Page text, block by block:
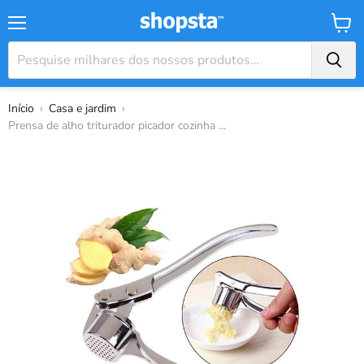
Início › Casa e jardim ›
Prensa de alho triturador picador cozinha ...